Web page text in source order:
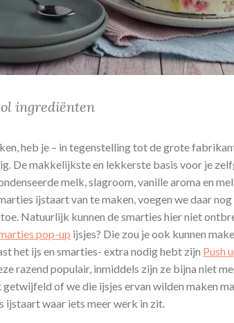
ingrediënten
heb je – in tegenstelling tot de grote
De makkelijkste en lekkerste basis voor je
melk, slagroom, vanille aroma en
ijstaart van te maken, voegen we daar
Natuurlijk kunnen de smarties hier niet
pop-up ijsjes? Die zou je ook kunnen
het ijs en smarties- extra nodig hebt zijn Push
razend populair, inmiddels zijn ze bijna niet
of we die ijsjes ervan wilden maken
ijstaart waar iets meer werk in zit.